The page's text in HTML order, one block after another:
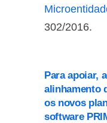
302/2016.
Para apoiar,
alinhamento
os novos
software